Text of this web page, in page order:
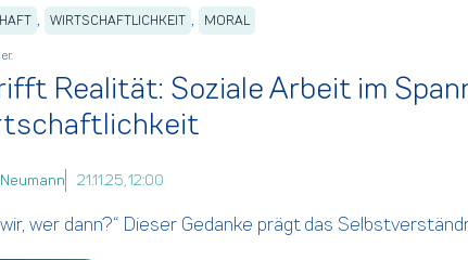
, WIRTSCHAFTLICHKEIT , MORAL
Realität: Soziale Arbeit im
21.11.25, 12:00
wer dann?“ Dieser Gedanke prägt das